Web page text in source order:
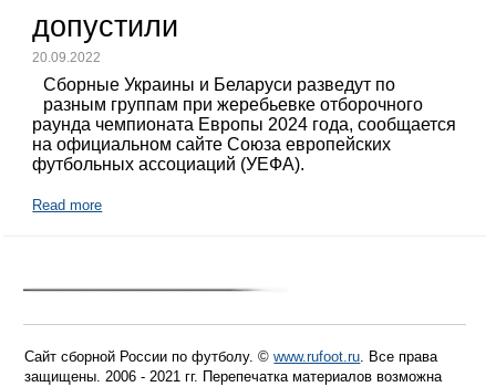
допустили
20.09.2022
Сборные Украины и Беларуси разведут по
разным группам при жеребьевке отборочного
раунда чемпионата Европы 2024 года, сообщается
на официальном сайте Союза европейских
футбольных ассоциаций (УЕФА).
Read more
Сайт сборной России по футболу. ©www.rufoot.ru. Все права
защищены. 2006 - 2021 гг. Перепечатка материалов возможна